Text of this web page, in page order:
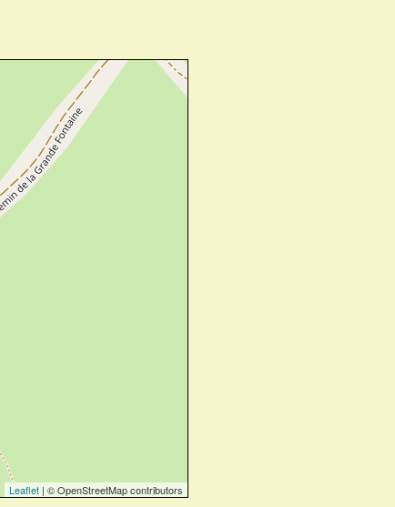
Leaflet| © OpenStreetMap contributors